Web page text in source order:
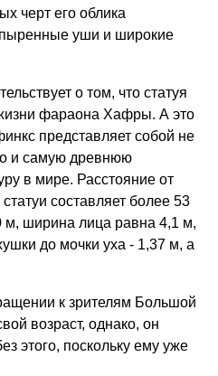
черт его облика
уши и широкие
о том, что статуя
фараона Хафры. А это
представляет собой не
и самую древнюю
в мире. Расстояние от
составляет более 53
м, ширина лица равна 4,1 м,
до мочки уха - 1,37 м, а
к зрителям Большой
возраст, однако, он
этого, поскольку ему уже